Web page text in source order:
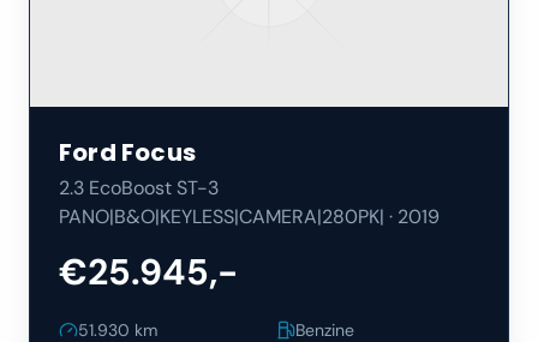
Ford Focus
2.3 EcoBoost ST-3
PANO|B&O|KEYLESS|CAMERA|280PK| · 2019
€25.945,-
51.930 km
Benzine